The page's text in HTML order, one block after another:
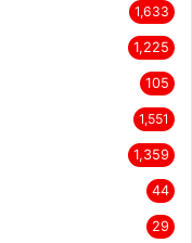
1,633
1,225
105
1,551
1,359
44
29